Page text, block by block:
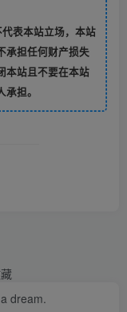
表本站立场，本站
承担任何财产损失
本站且不要在本站
担。
dream.